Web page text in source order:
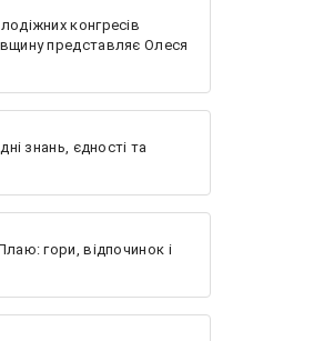
конгресів
представляє Олеся
знань, єдності та
гори, відпочинок і